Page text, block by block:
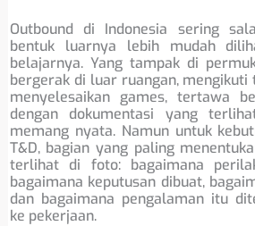
Outbound di Indonesia sering
bentuk luarnya lebih mudah
belajarnya. Yang tampak di
bergerak di luar ruangan, mengikuti
menyelesaikan games, tertawa
dengan dokumentasi yang
memang nyata. Namun untuk
T&D, bagian yang paling
terlihat di foto: bagaimana
bagaimana keputusan dibuat,
dan bagaimana pengalaman itu
ke pekerjaan.